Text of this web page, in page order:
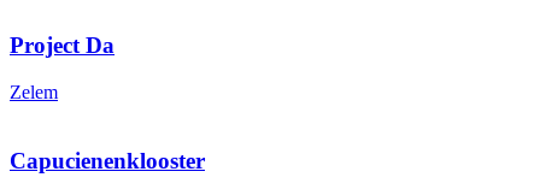
Project Da
Zelem
Capucienenklooster